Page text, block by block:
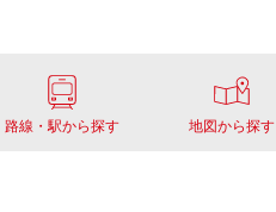
路線・駅から探す 地図から探す